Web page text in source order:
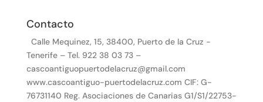
Contacto
Calle Mequinez, 15, 38400, Puerto de la Cruz -
Tenerife – Tel. 922 38 03 73 –
cascoantiguopuertodelacruz@gmail.com
www.cascoantiguo-puertodelacruz.com CIF: G-
76731140 Reg. Asociaciones de Canarias G1/S1/22753-